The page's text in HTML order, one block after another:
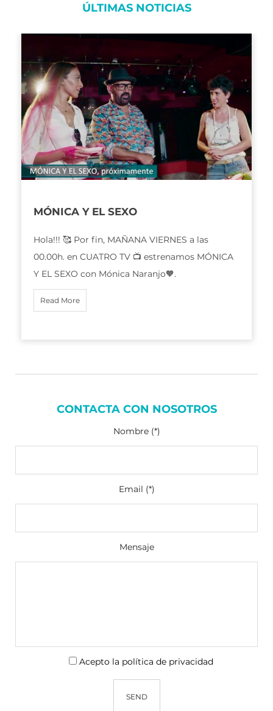
ÚLTIMAS NOTICIAS
MÓNICA Y EL SEXO
Hola!!! 🥰 Por fin, MAÑANA VIERNES a las
00.00h. en CUATRO TV 📺 estrenamos MÓNICA
Y EL SEXO con Mónica Naranjo🧡.
Read More
CONTACTA CON NOSOTROS
Nombre (*)
Email (*)
Mensaje
Acepto la política de privacidad